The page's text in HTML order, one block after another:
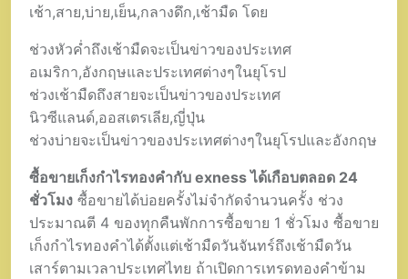
เช้า,สาย,บ่าย,เย็น,กลางดึก,เช้ามืด โดย
ช่วงหัวค่ำถึงเช้ามืดจะเป็นข่าวของประเทศ
อเมริกา,อังกฤษและประเทศต่างๆในยุโรป
ช่วงเช้ามืดถึงสายจะเป็นข่าวของประเทศ
นิวซีแลนด์,ออสเตรเลีย,ญี่ปุ่น
ช่วงบ่ายจะเป็นข่าวของประเทศต่างๆในยุโรปและอังกฤษ
ซื้อขายเก็งกำไรทองคำกับ exness ได้เกือบตลอด 24
ชั่วโมง ซื้อขายได้บ่อยครั้งไม่จำกัดจำนวนครั้ง ช่วง
ประมาณตี 4 ของทุกคืนพักการซื้อขาย 1 ชั่วโมง ซื้อขาย
เก็งกำไรทองคำได้ตั้งแต่เช้ามืดวันจันทร์ถึงเช้ามืดวัน
เสาร์ตามเวลาประเทศไทย ถ้าเปิดการเทรดทองคำข้าม